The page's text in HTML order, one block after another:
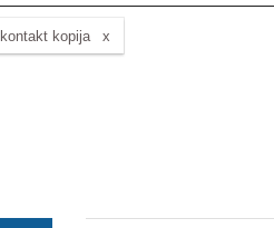
kontakt kopija